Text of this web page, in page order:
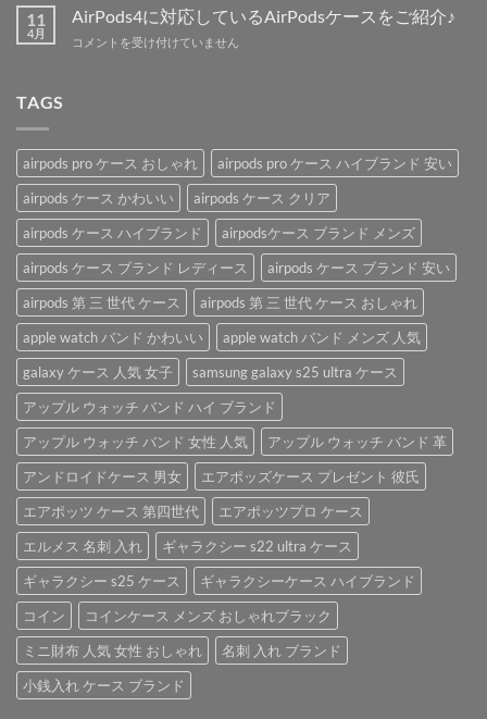
の
を
付
で
利
な
「AirPods
ケ
ー
ス」。
は
作】
airpods4
に
ブ
ラ
ン
ド
airpods
ケ
ー
ス
は
11
4月
AirPods4に対応しているAirPodsケースをご紹介♪
AirPods4
い
る
AirPods
ケ
ー
ス
を
ご
紹
介
♪
は
コメントを受け付けていません
TAGS
airpods pro ケース おしゃれ
airpods pro ケース ハイブランド 安い
airpods ケース かわいい
airpods ケース クリア
airpods ケース ハイブランド
airpodsケース ブランド メンズ
airpods ケース ブランド レディース
airpods ケース ブランド 安い
airpods 第 三 世代 ケース
airpods 第 三 世代 ケース おしゃれ
apple watch バンド かわいい
apple watch バンド メンズ 人気
galaxy ケース 人気 女子
samsung galaxy s25 ultra ケース
アップル ウォッチ バンド ハイ ブランド
アップル ウォッチ バンド 女性 人気
アップル ウォッチ バンド 革
アンドロイドケース 男女
エアポッズケース プレゼント 彼氏
エアポッツ ケース 第四世代
エアポッツプロ ケース
エルメス 名刺 入れ
ギャラクシー s22 ultra ケース
ギャラクシー s25 ケース
ギャラクシーケース ハイブランド
コイン
コインケース メンズ おしゃれブラック
ミニ財布 人気 女性 おしゃれ
名刺 入れ ブランド
小銭入れ ケース ブランド